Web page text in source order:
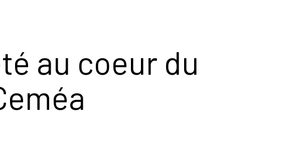
au coeur du